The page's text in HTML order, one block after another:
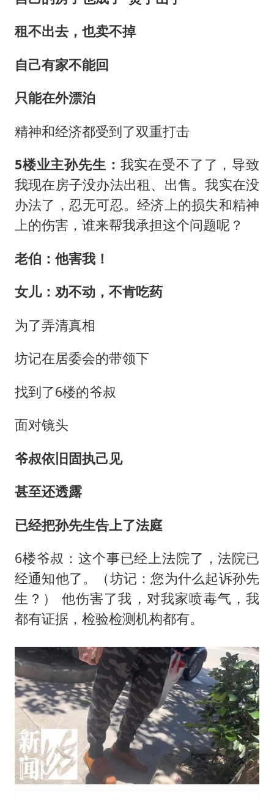
租不出去，也卖不掉
自己有家不能回
只能在外漂泊
精神和经济都受到了双重打击
5楼业主孙先生： 我实在受不了了，导致
我现在房子没办法出租、出售。我实在没
办法了，忍无可忍。经济上的损失和精神
上的伤害，谁来帮我承担这个问题呢？
老伯：他害我！
女儿：劝不动，不肯吃药
为了弄清真相
坊记在居委会的带领下
找到了6楼的爷叔
面对镜头
爷叔依旧固执己见
甚至还透露
已经把孙先生告上了法庭
6楼爷叔：这个事已经上法院了，法院已
经通知他了。（坊记：您为什么起诉孙先
生？） 他伤害了我，对我家喷毒气，我
都有证据，检验检测机构都有。